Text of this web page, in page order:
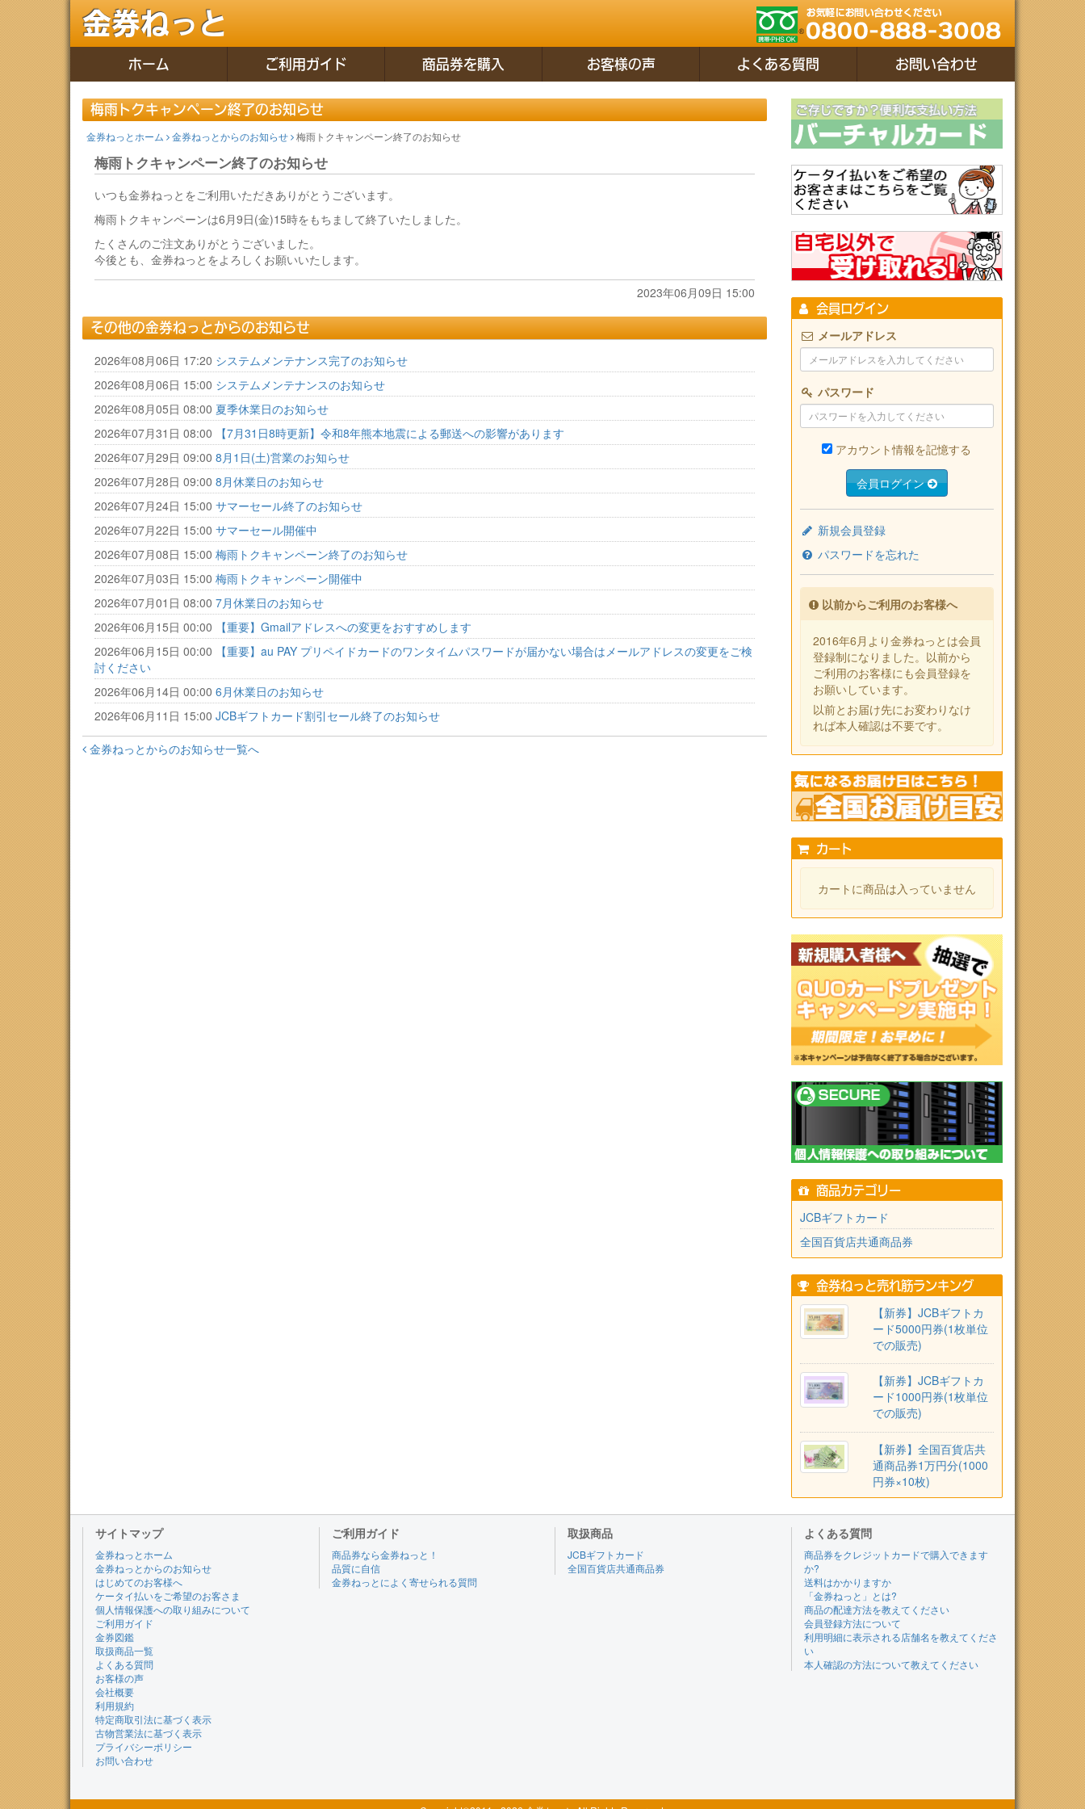
金券ねっと
ホーム ご利用ガイド 商品券を購入 お客様の声 よくある質問 お問い合わせ
梅雨トクキャンペーン終了のお知らせ
金券ねっとホーム
金券ねっとからのお知らせ 梅雨トクキャンペーン終了のお知らせ
梅雨トクキャンペーン終了のお知らせ
いつも金券ねっとをご利用いただきありがとうございます。
梅雨トクキャンペーンは6月9日(金)15時をもちまして終了いたしました。
たくさんのご注文ありがとうございました。
今後とも、金券ねっとをよろしくお願いいたします。
2023年06月09日 15:00
その他の金券ねっとからのお知らせ
2026年08月06日 17:20 システムメンテナンス完了のお知らせ
2026年08月06日 15:00 システムメンテナンスのお知らせ
2026年08月05日 08:00 夏季休業日のお知らせ
2026年07月31日 08:00
【7月31日8時更新】令和8年熊本地震による郵送への影響があります
2026年07月29日 09:00 8月1日(土)営業のお知らせ
2026年07月28日 09:00 8月休業日のお知らせ
2026年07月24日 15:00 サマーセール終了のお知らせ
2026年07月22日 15:00 サマーセール開催中
2026年07月08日 15:00 梅雨トクキャンペーン終了のお知らせ
2026年07月03日 15:00 梅雨トクキャンペーン開催中
2026年07月01日 08:00 7月休業日のお知らせ
2026年06月15日 00:00
【重要】Gmailアドレスへの変更をおすすめします
2026年06月15日 00:00
【重要】au PAY プリペイドカードのワンタイムパスワードが届かない場合はメールアドレスの変更をご検
討ください
2026年06月14日 00:00 6月休業日のお知らせ
2026年06月11日 15:00 JCBギフトカード割引セール終了のお知らせ
金券ねっとからのお知らせ一覧へ
会員ログイン
メールアドレス
パスワード
アカウント情報を記憶する
会員ログイン
新規会員登録
パスワードを忘れた
以前からご利用のお客様へ
2016年6月より金券ねっとは会員
登録制になりました。以前から
ご利用のお客様にも会員登録を
お願いしています。
以前とお届け先にお変わりなけ
れば本人確認は不要です。
カート
カートに商品は入っていません
商品カテゴリー
JCBギフトカード
全国百貨店共通商品券
金券ねっと売れ筋ランキング
【新券】JCBギフトカ
ード5000円券(1枚単位
での販売)
【新券】JCBギフトカ
ード1000円券(1枚単位
での販売)
【新券】全国百貨店共
通商品券1万円分(1000
円券×10枚)
サイトマップ
金券ねっとホーム
金券ねっとからのお知らせ
はじめてのお客様へ
ケータイ払いをご希望のお客さま
個人情報保護への取り組みについて
ご利用ガイド
金券図鑑
取扱商品一覧
よくある質問
お客様の声
会社概要
利用規約
特定商取引法に基づく表示
古物営業法に基づく表示
プライバシーポリシー
お問い合わせ
ご利用ガイド
商品券なら金券ねっと！
品質に自信
金券ねっとによく寄せられる質問
取扱商品
JCBギフトカード
全国百貨店共通商品券
よくある質問
商品券をクレジットカードで購入できます
か?
送料はかかりますか
「金券ねっと」とは?
商品の配達方法を教えてください
会員登録方法について
利用明細に表示される店舗名を教えてくださ
い
本人確認の方法について教えてください